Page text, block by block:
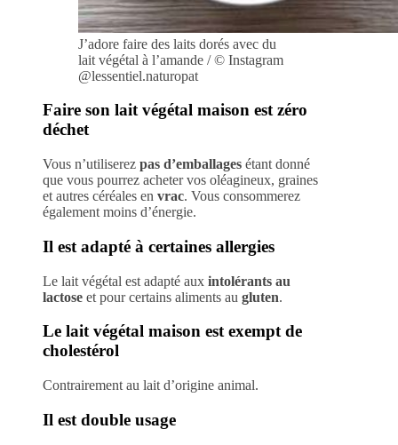
J’adore faire des laits dorés avec du
lait végétal à l’amande / © Instagram
@lessentiel.naturopat
Faire son lait végétal maison est zéro
déchet
Vous n’utiliserez pas d’emballages étant donné
que vous pourrez acheter vos oléagineux, graines
et autres céréales en vrac. Vous consommerez
également moins d’énergie.
Il est adapté à certaines allergies
Le lait végétal est adapté aux intolérants au
lactose et pour certains aliments au gluten.
Le lait végétal maison est exempt de
cholestérol
Contrairement au lait d’origine animal.
Il est double usage